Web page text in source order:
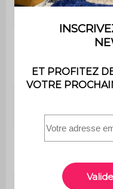
/ accoudoirs
roulettes
Hauteur